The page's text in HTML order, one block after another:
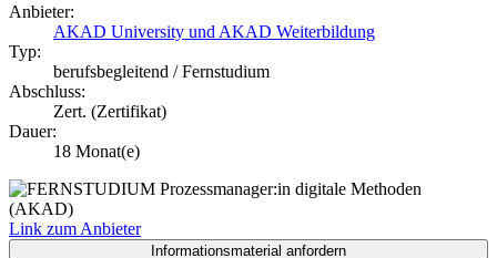
Anbieter:
AKAD University und AKAD Weiterbildung
Typ:
berufsbegleitend / Fernstudium
Abschluss:
Zert. (Zertifikat)
Dauer:
18 Monat(e)
Link zum Anbieter